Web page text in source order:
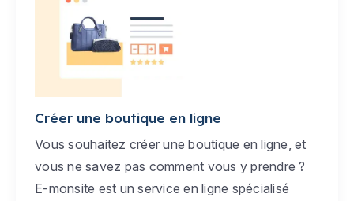
Créer une boutique en ligne
Vous souhaitez créer une boutique en ligne, et
vous ne savez pas comment vous y prendre ?
E-monsite est un service en ligne spécialisé